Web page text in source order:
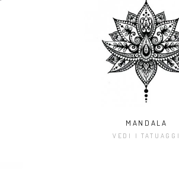
MANDALA
VEDI I TATUAGGI